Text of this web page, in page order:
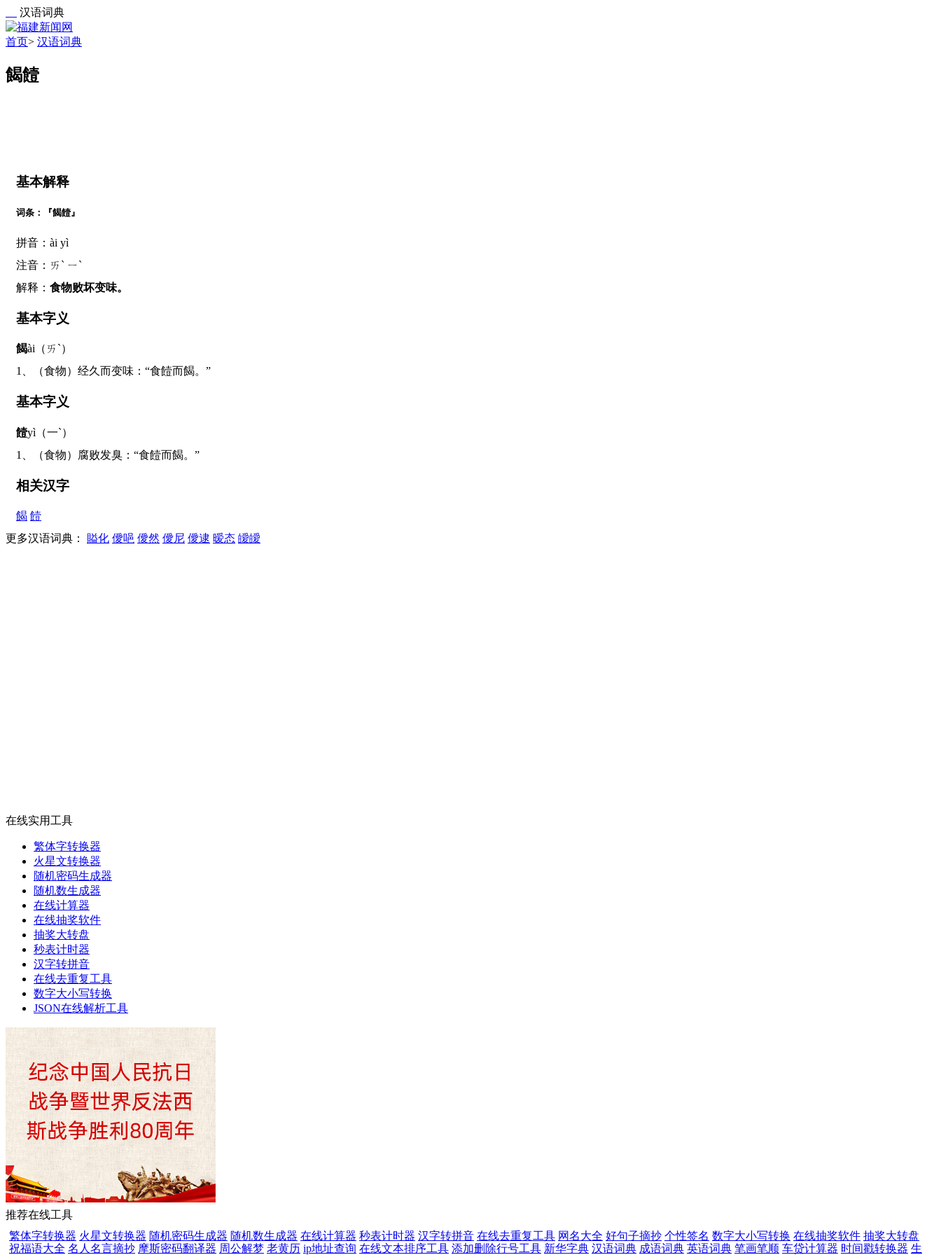
汉语词典
首页> 汉语词典
餲饐
基本解释
词条：『餲饐』
拼音：ài yì
注音：ㄞˋ ㄧˋ
解释： 食物败坏变味。
基本字义
餲ài（ㄞˋ）
1、（食物）经久而变味：“食饐而餲。”
基本字义
饐yì（一ˋ）
1、（食物）腐败发臭：“食饐而餲。”
相关汉字
餲 饐
更多汉语词典： 賹化 僾唈 僾然 僾尼 僾逮 暧态 皧皧
在线实用工具
繁体字转换器
火星文转换器
随机密码生成器
随机数生成器
在线计算器
在线抽奖软件
抽奖大转盘
秒表计时器
汉字转拼音
在线去重复工具
数字大小写转换
JSON在线解析工具
推荐在线工具
繁体字转换器 火星文转换器 随机密码生成器 随机数生成器 在线计算器 秒表计时器 汉字转拼音 在线去重复工具 网名大全 好句子摘抄 个性签名 数字大小写转换 在线抽奖软件 抽奖大转盘
祝福语大全 名人名言摘抄 摩斯密码翻译器 周公解梦 老黄历 ip地址查询 在线文本排序工具 添加删除行号工具 新华字典 汉语词典 成语词典 英语词典 笔画笔顺 车贷计算器 时间戳转换器 生